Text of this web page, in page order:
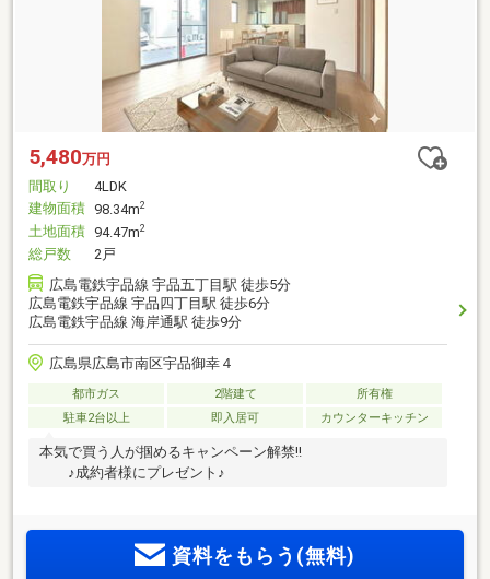
5,480万円
間取り
4LDK
建物面積 98.34m2
土地面積 94.47m2
総戸数
2戸
広島電鉄宇品線 宇品五丁目駅 徒歩5分
広島電鉄宇品線 宇品四丁目駅 徒歩6分
広島電鉄宇品線 海岸通駅 徒歩9分
広島県広島市南区宇品御幸４
都市ガス 2階建て
所有権
駐車2台以上
即入居可 カウンターキッチン
本気で買う人が掴めるキャンペーン解禁!!
♪成約者様にプレゼント♪
資料をもらう(無料)